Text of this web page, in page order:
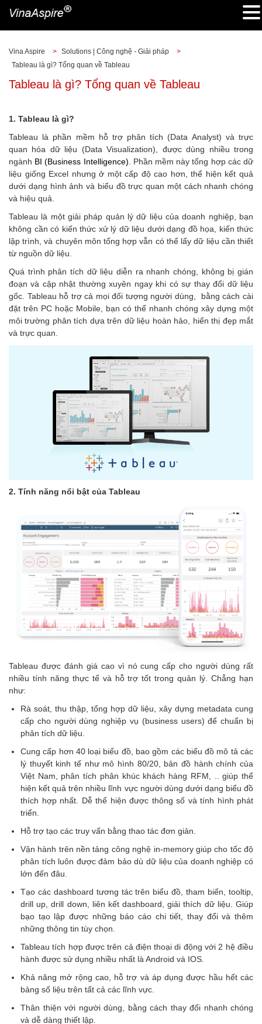
Vina Aspire > Solutions | Công nghệ - Giải pháp
>
Tableau là gì? Tổng quan về Tableau
Tableau là gì? Tổng quan về Tableau
1. Tableau là gì?
Tableau là phần mềm hỗ trợ phân tích (Data Analyst) và trực
quan hóa dữ liệu (Data Visualization), được dùng nhiều trong
ngành BI (Business Intelligence) . Phần mềm này tổng hợp các dữ
liệu giống Excel nhưng ở một cấp độ cao hơn, thể hiện kết quả
dưới dạng hình ảnh và biểu đồ trực quan một cách nhanh chóng
và hiệu quả.
Tableau là một giải pháp quản lý dữ liệu của doanh nghiệp, bạn
không cần có kiến thức xử lý dữ liệu dưới dạng đồ họa, kiến thức
lập trình, và chuyên môn tổng hợp vẫn có thể lấy dữ liệu cần thiết
từ nguồn dữ liệu.
Quá trình phân tích dữ liệu diễn ra nhanh chóng, không bị gián
đoạn và cập nhật thường xuyên ngay khi có sự thay đổi dữ liệu
gốc. Tableau hỗ trợ cả mọi đối tượng người dùng, bằng cách cài
đặt trên PC hoặc Mobile, bạn có thể nhanh chóng xây dựng một
môi trường phân tích dựa trên dữ liệu hoàn hảo, hiển thị đẹp mắt
và trực quan.
2. Tính năng nổi bật của Tableau
Tableau được đánh giá cao vì nó cung cấp cho người dùng rất
nhiều tính năng thực tế và hỗ trợ tốt trong quản lý. Chẳng hạn
như:
Rà soát, thu thập, tổng hợp dữ liệu, xây dựng metadata cung
cấp cho người dùng nghiệp vụ (business users) để chuẩn bị
phân tích dữ liệu.
Cung cấp hơn 40 loại biểu đồ, bao gồm các biểu đồ mô tả các
lý thuyết kinh tế như mô hình 80/20, bản đồ hành chính của
Việt Nam, phân tích phân khúc khách hàng RFM, .. giúp thể
hiện kết quả trên nhiều lĩnh vực người dùng dưới dạng biểu đồ
thích hợp nhất. Dễ thể hiện được thông số và tính hình phát
triển.
Hỗ trợ tạo các truy vấn bằng thao tác đơn giản.
Vận hành trên nền tảng công nghệ in-memory giúp cho tốc độ
phân tích luôn được đảm bảo dù dữ liệu của doanh nghiệp có
lớn đến đâu.
Tạo các dashboard tương tác trên biểu đồ, tham biến, tooltip,
drill up, drill down, liên kết dashboard, giải thích dữ liệu. Giúp
bạo tạo lập được những báo cáo chi tiết, thay đổi và thêm
những thông tin tùy chọn.
Tableau tích hợp được trên cả điện thoại di động với 2 hệ điều
hành được sử dụng nhiều nhất là Android và IOS.
Khả năng mở rộng cao, hỗ trợ và áp dụng được hầu hết các
bảng số liệu trên tất cả các lĩnh vực.
Thân thiện với người dùng, bằng cách thay đổi nhanh chóng
và dễ dàng thiết lập.